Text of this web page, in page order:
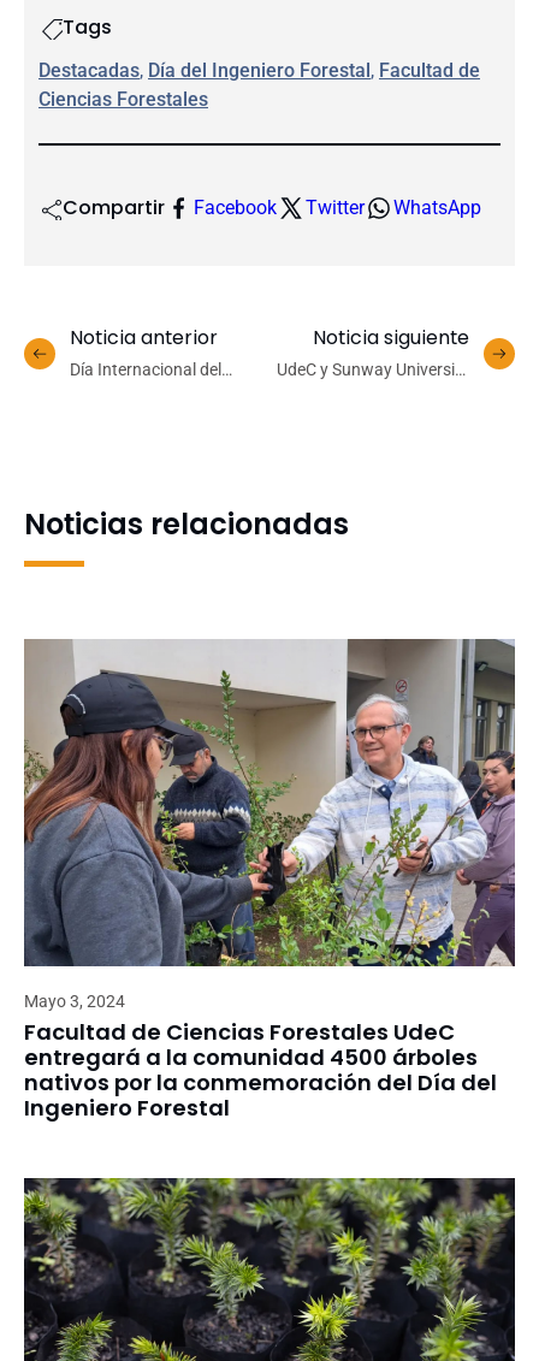
Tags
Destacadas, Día del Ingeniero Forestal, Facultad de
Ciencias Forestales
Compartir Facebook Twitter WhatsApp
Noticia anterior
Día Internacional del
Noticia siguiente
UdeC y Sunway University
Noticias relacionadas
Mayo 3, 2024
Facultad de Ciencias Forestales UdeC
entregará a la comunidad 4500 árboles
nativos por la conmemoración del Día del
Ingeniero Forestal